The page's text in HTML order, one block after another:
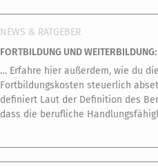
NEWS & RATGEBER
FORTBILDUNG UND
… Erfahre hier außerdem, wie du
Fortbildungskosten steuerlich
definiert Laut der Definition des
dass die berufliche